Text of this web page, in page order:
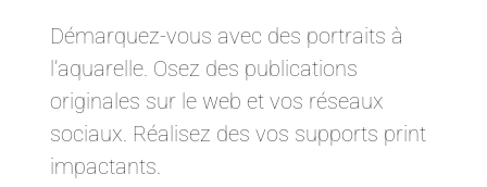
Démarquez-vous avec des portraits à
l’aquarelle. Osez des publications
originales sur le web et vos réseaux
sociaux. Réalisez des vos supports print
impactants.